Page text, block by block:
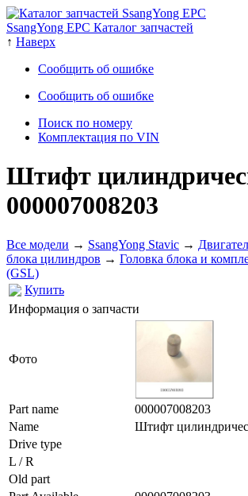
SsangYong EPC Каталог запчастей
↑ Наверх
Сообщить об ошибке
Сообщить об ошибке
Поиск по номеру
Комплектация по VIN
Штифт
000007008203
Все модели → SsangYong Stavic →
блока цилиндров → Головка блока и
(GSL)
Купить
Информация о запчасти
Фото
Part name
000007008203
Name
Штифт
Drive type
L / R
Old part